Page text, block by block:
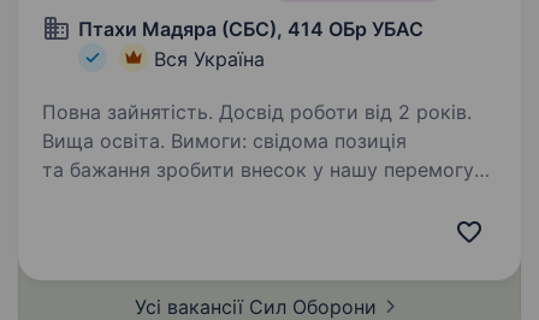
Птахи Мадяра (СБС), 414 ОБр УБАС
Вся Україна
Повна зайнятість. Досвід роботи від 2 років.
Вища освіта. Вимоги: свідома позиція
та бажання зробити внесок у нашу перемогу
презентувати вакансію…
Усі вакансії Сил Оборони